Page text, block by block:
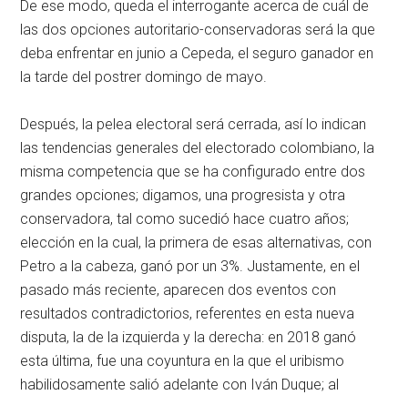
De ese modo, queda el interrogante acerca de cuál de
las dos opciones autoritario-conservadoras será la que
deba enfrentar en junio a Cepeda, el seguro ganador en
la tarde del postrer domingo de mayo.
Después, la pelea electoral será cerrada, así lo indican
las tendencias generales del electorado colombiano, la
misma competencia que se ha configurado entre dos
grandes opciones; digamos, una progresista y otra
conservadora, tal como sucedió hace cuatro años;
elección en la cual, la primera de esas alternativas, con
Petro a la cabeza, ganó por un 3%. Justamente, en el
pasado más reciente, aparecen dos eventos con
resultados contradictorios, referentes en esta nueva
disputa, la de la izquierda y la derecha: en 2018 ganó
esta última, fue una coyuntura en la que el uribismo
habilidosamente salió adelante con Iván Duque; al